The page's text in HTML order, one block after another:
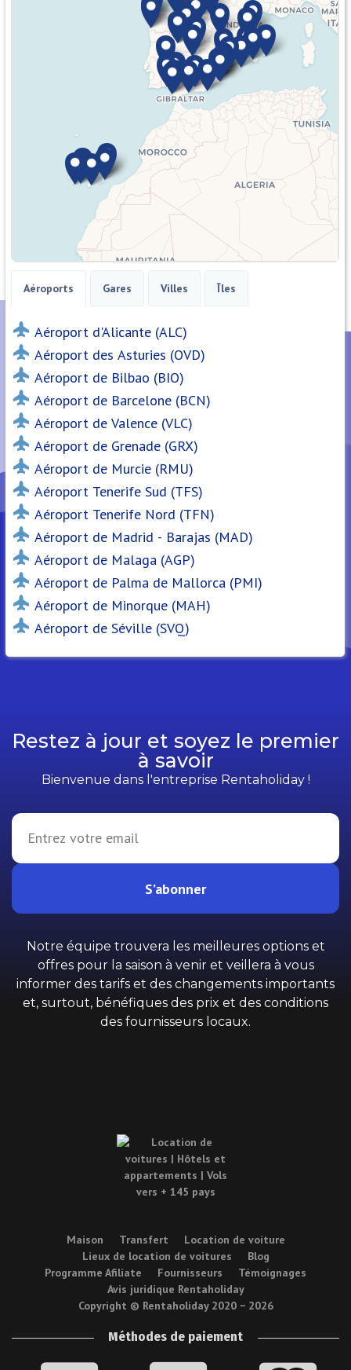
Aéroports Gares Villes Îles
Aéroport d'Alicante (ALC)
Aéroport des Asturies (OVD)
Aéroport de Bilbao (BIO)
Aéroport de Barcelone (BCN)
Aéroport de Valence (VLC)
Aéroport de Grenade (GRX)
Aéroport de Murcie (RMU)
Aéroport Tenerife Sud (TFS)
Aéroport Tenerife Nord (TFN)
Aéroport de Madrid - Barajas (MAD)
Aéroport de Malaga (AGP)
Aéroport de Palma de Mallorca (PMI)
Aéroport de Minorque (MAH)
Aéroport de Séville (SVQ)
Restez à jour et soyez le premier
à savoir
Bienvenue dans l'entreprise Rentaholiday !
S’abonner
Notre équipe trouvera les meilleures options et
offres pour la saison à venir et veillera à vous
informer des tarifs et des changements importants
et, surtout, bénéfiques des prix et des conditions
des fournisseurs locaux.
Maison Transfert
Location de voiture
Lieux de location de voitures
Blog
Programme Afiliate
Fournisseurs
Témoignages
Avis juridique Rentaholiday
Copyright © Rentaholiday 2020 − 2026
Méthodes de paiement